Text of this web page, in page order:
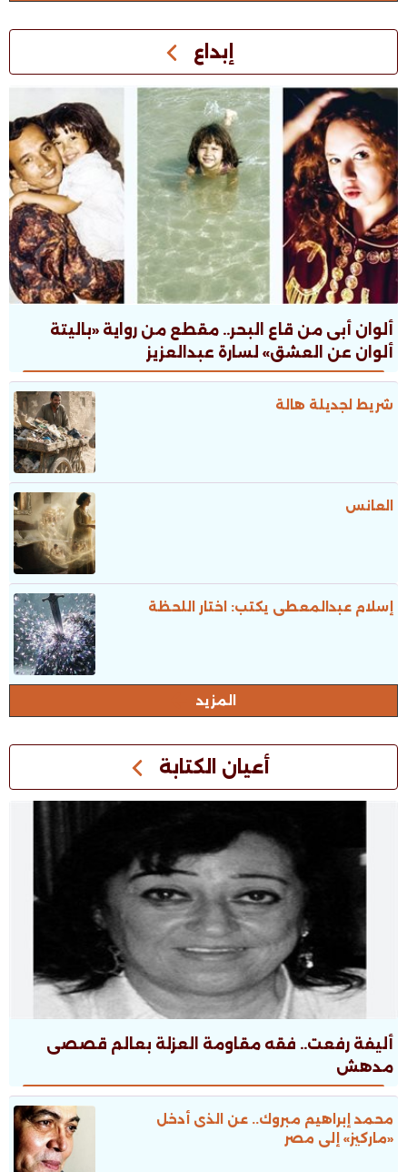
إبداع
ألوان أبى من قاع البحر.. مقطع من رواية «باليتة
ألوان عن العشق» لسارة عبدالعزيز
شريط لجديلة هالة
العانس
إسلام عبدالمعطى يكتب: اختار اللحظة
المزيد
أعيان الكتابة
أليفة رفعت.. فقه مقاومة العزلة بعالم قصصى
مدهش
محمد إبراهيم مبروك.. عن الذى أدخل
«ماركيز» إلى مصر